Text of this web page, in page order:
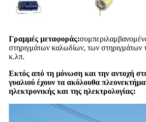
Γραμμές μεταφοράς:
στηριγμάτων καλωδίων, των
κ.λπ.
Εκτός από τη μόνωση και την αντοχή
γυαλιού έχουν τα ακόλουθα
ηλεκτρονικής και της ηλεκτρολογίας: